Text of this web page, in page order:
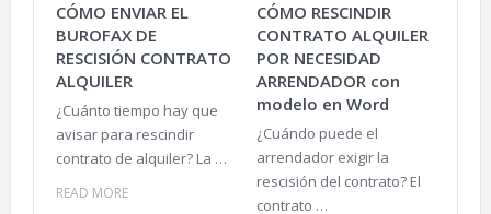
CÓMO ENVIAR EL
BUROFAX DE
RESCISIÓN CONTRATO
ALQUILER
¿Cuánto tiempo hay que
avisar para rescindir
contrato de alquiler? La …
READ MORE
CÓMO RESCINDIR
CONTRATO ALQUILER
POR NECESIDAD
ARRENDADOR con
modelo en Word
¿Cuándo puede el
arrendador exigir la
rescisión del contrato? El
contrato …